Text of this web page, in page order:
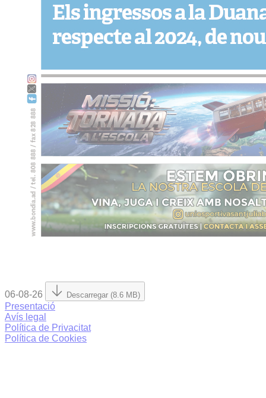
06-08-26 Descarregar (8.6 MB)
Presentació
Avís legal
Política de Privacitat
Política de Cookies